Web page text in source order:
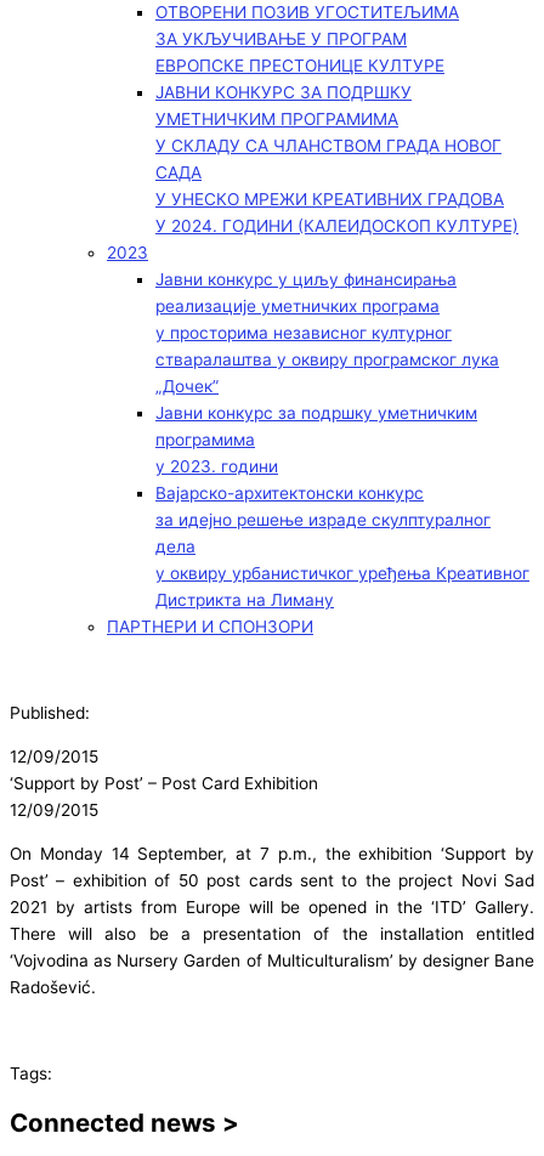
ОТВОРЕНИ ПОЗИВ УГОСТИТЕЉИМА
ЗА УКЉУЧИВАЊЕ У ПРОГРАМ
ЕВРОПСКЕ ПРЕСТОНИЦЕ КУЛТУРЕ
ЈАВНИ КОНКУРС ЗА ПОДРШКУ
УМЕТНИЧКИМ ПРОГРАМИМА
У СКЛАДУ СА ЧЛАНСТВОМ ГРАДА НОВОГ
САДА
У УНЕСКО МРЕЖИ КРЕАТИВНИХ ГРАДОВА
У 2024. ГОДИНИ (КАЛЕИДОСКОП КУЛТУРЕ)
2023
Јавни конкурс у циљу финансирања
реализације уметничких програма
у просторима независног културног
стваралаштва у оквиру програмског лука
„Дочек”
Јавни конкурс за подршку уметничким
програмима
у 2023. години
Вајарско-архитектонски конкурс
за идејно решење израде скулптуралног
дела
у оквиру урбанистичког уређења Креативног
Дистрикта на Лиману
ПАРТНЕРИ И СПОНЗОРИ
Published:
12/09/2015
‘Support by Post’ – Post Card Exhibition
12/09/2015
On Monday 14 September, at 7 p.m., the exhibition ‘Support by
Post’ – exhibition of 50 post cards sent to the project Novi Sad
2021 by artists from Europe will be opened in the ‘ITD’ Gallery.
There will also be a presentation of the installation entitled
‘Vojvodina as Nursery Garden of Multiculturalism’ by designer Bane
Radošević.
Tags:
Connected news >